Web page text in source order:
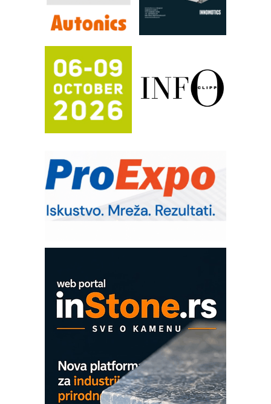
RILINEX kompanije Rittal
FANUC: Najbolje za vašu pametnu
Efikasno upravljanje energijom
Automatizacija pakovanja · Display
(Shelf-Ready) omotnice
Potpuna efikasnost bez složenih
sistema
Trajna oznaka kao dugoročna korist
IB BLUMENAUER - više od 40 godina
poverenja u industriji
RMQ-TITAN ADVANCED INDICATOR
– Pametna signalizacija za efikasnije
upravljanje mašinama
era CNC merenja
Proizvodnja iC7 Hybrid 1500 VDC
mrežnog pretvarača sa tečnim
hlađenjem
COMBYPACK
EVOKS Maintenance Management